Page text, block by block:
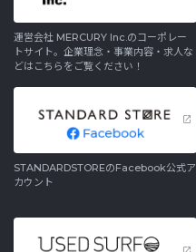
運営会社 MERCURY Inc.のコーポレー
トサイト。企業理念・事業内容・求人な
どはこちらをご覧ください！
STANDARDSTOREのFacebook公式ア
カウント